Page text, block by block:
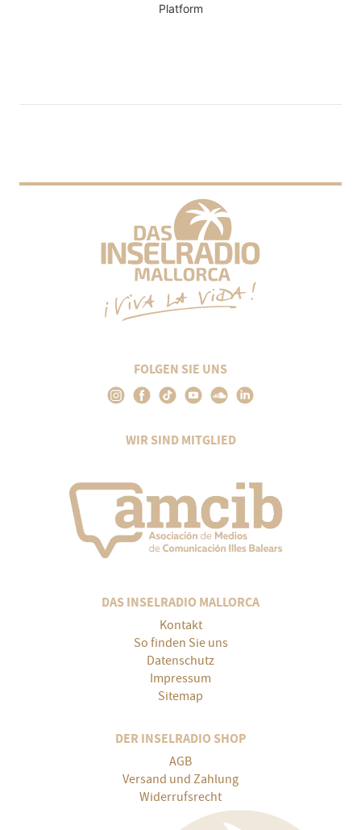
Platform
FOLGEN SIE UNS
WIR SIND MITGLIED
DAS INSELRADIO MALLORCA
Kontakt
So finden Sie uns
Datenschutz
Impressum
Sitemap
DER INSELRADIO SHOP
AGB
Versand und Zahlung
Widerrufsrecht